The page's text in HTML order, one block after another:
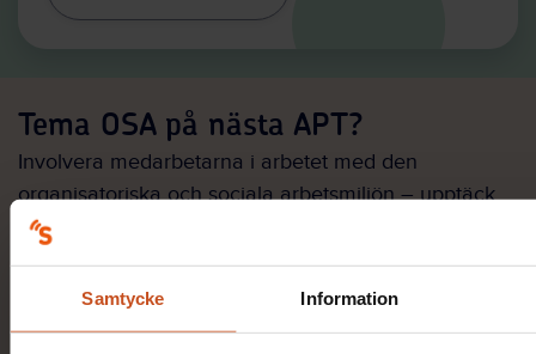
Samtycke Information
Tema OSA på nästa APT?
Involvera medarbetarna i arbetet med den
organisatoriska och sociala arbetsmiljön – upptäck
gruppaktiviteterna i OSA-kollen
arbetsmiljön tillsammans.